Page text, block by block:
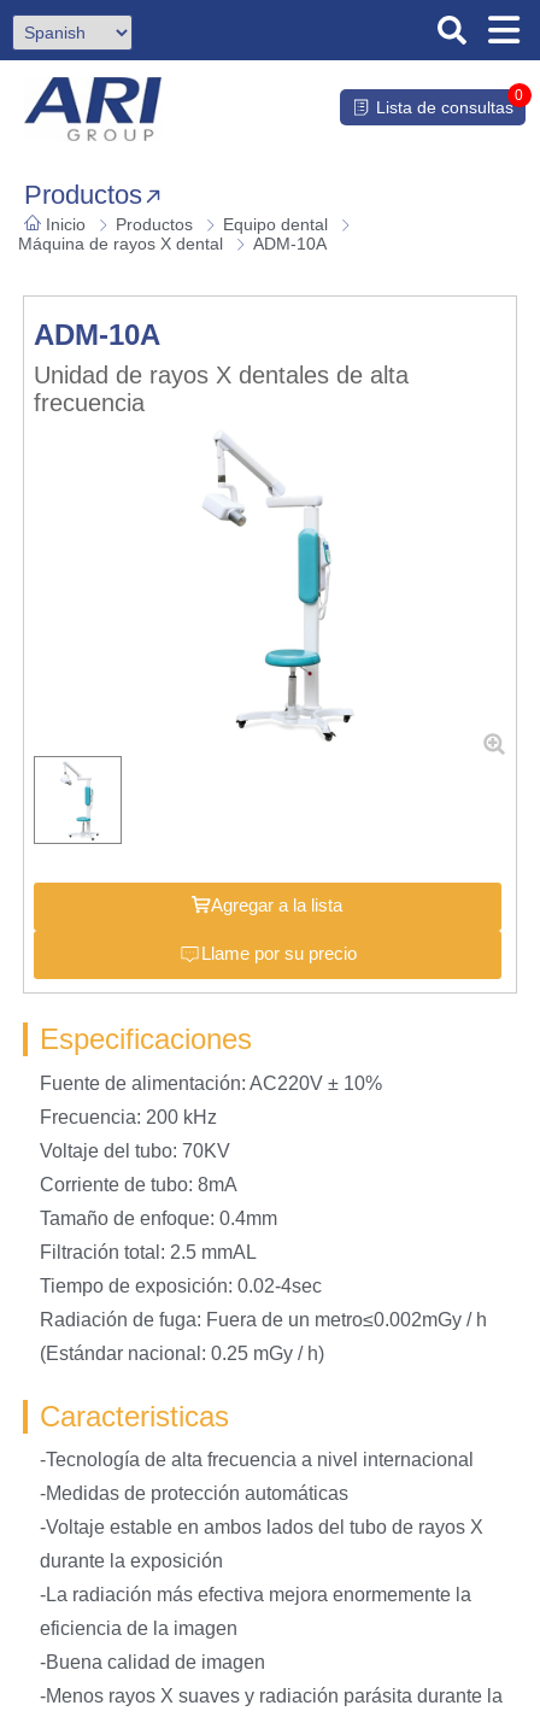
Lista de consultas
0
Productos
Inicio Productos
Equipo dental
Máquina de rayos X dental
ADM-10A
ADM-10A
Unidad de rayos X dentales de alta
frecuencia
Agregar a la lista
Llame por su precio
Especificaciones
Fuente de alimentación: AC220V ± 10%
Frecuencia: 200 kHz
Voltaje del tubo: 70KV
Corriente de tubo: 8mA
Tamaño de enfoque: 0.4mm
Filtración total: 2.5 mmAL
Tiempo de exposición: 0.02-4sec
Radiación de fuga: Fuera de un metro≤0.002mGy / h
(Estándar nacional: 0.25 mGy / h)
Caracteristicas
-Tecnología de alta frecuencia a nivel internacional
-Medidas de protección automáticas
-Voltaje estable en ambos lados del tubo de rayos X
durante la exposición
-La radiación más efectiva mejora enormemente la
eficiencia de la imagen
-Buena calidad de imagen
-Menos rayos X suaves y radiación parásita durante la